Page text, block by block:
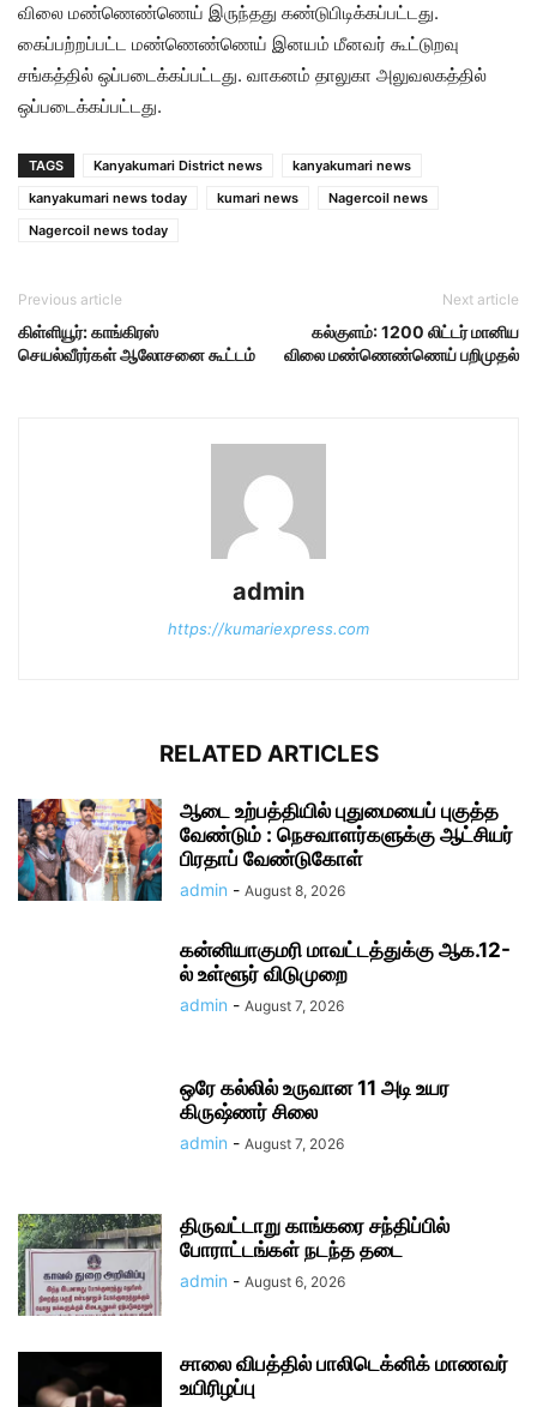
விலை மண்ணெண்ணெய் இருந்தது கண்டுபிடிக்கப்பட்டது.
கைப்பற்றப்பட்ட மண்ணெண்ணெய் இனயம் மீனவர் கூட்டுறவு
சங்கத்தில் ஒப்படைக்கப்பட்டது. வாகனம் தாலுகா அலுவலகத்தில்
ஒப்படைக்கப்பட்டது.
TAGS Kanyakumari District news
kanyakumari news
kanyakumari news today
kumari news
Nagercoil news
Nagercoil news today
Previous article
கிள்ளியூர்: காங்கிரஸ்
செயல்வீரர்கள் ஆலோசனை கூட்டம்
Next article
கல்குளம்: 1200 லிட்டர் மானிய
விலை மண்ணெண்ணெய் பறிமுதல்
admin
https://kumariexpress.com
RELATED ARTICLES
ஆடை உற்பத்தியில் புதுமையைப் புகுத்த
வேண்டும் : நெசவாளர்களுக்கு ஆட்சியர்
பிரதாப் வேண்டுகோள்
admin - August 8, 2026
கன்னியாகுமரி மாவட்டத்துக்கு ஆக.12-
ல் உள்ளூர் விடுமுறை
admin - August 7, 2026
ஒரே கல்லில் உருவான 11 அடி உயர
கிருஷ்ணர் சிலை
admin - August 7, 2026
திருவட்டாறு காங்கரை சந்திப்பில்
போராட்டங்கள் நடந்த தடை
admin - August 6, 2026
சாலை விபத்தில் பாலிடெக்னிக் மாணவர்
உயிரிழப்பு